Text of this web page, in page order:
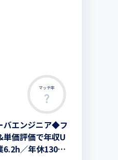
マッチ率
バエンジニア◆フ
価評価で年収U
6.2h／年休130日